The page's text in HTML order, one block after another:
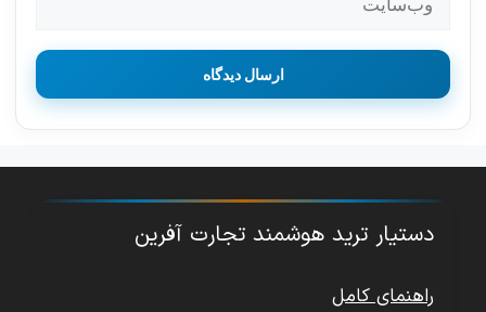
دستیار ترید هوشمند تجارت آفرین
راهنمای کامل